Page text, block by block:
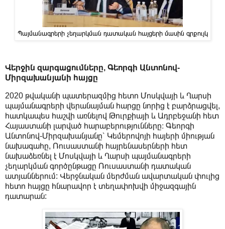
Պայմանագրերի չեղարկման դատական հայցերի մասին գրքույկ
Վերջին զարգացումները, Գեորգի Անտոնով-
Միրզախանյանի հայցը
2020 թվականի պատերազմից հետո Մոսկվայի և Ղարսի
պայմանագրերի վերանայման հարցը նորից է բարձրացվել,
հատկապես հաշվի առնելով Թուրքիայի և Ադրբեջանի հետ
Հայաստանի լարված հարաբերությունները։ Գեորգի
Անտոնով-Միրզախանյանը՝ Կեմերովոյի հայերի միության
նախագահը, Ռուսաստանի հայրենասերների հետ
նախաձեռնել է Մոսկվայի և Ղարսի պայմանագրերի
չեղարկման գործընթացը Ռուսաստանի դատական
ատյաններում: Վերջնական մերժման ավարտական փուլից
հետո հայցը հնարավոր է տեղափոխվի միջազգային
դատարան: